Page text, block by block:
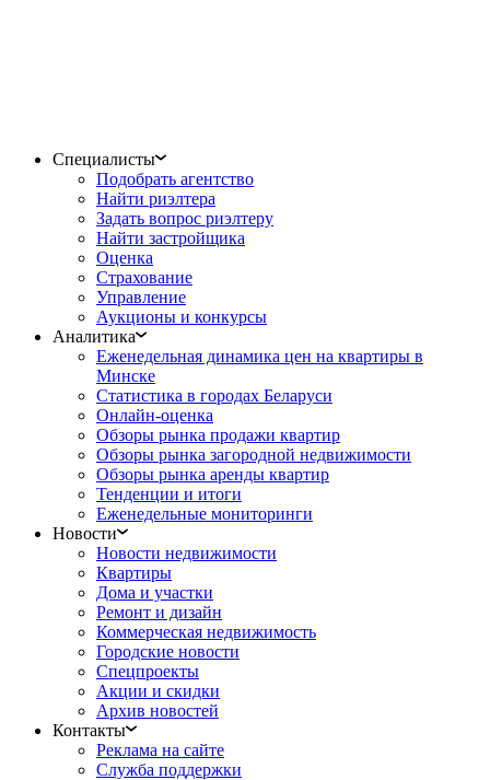
Специалисты
Подобрать агентство
Найти риэлтера
Задать вопрос риэлтеру
Найти застройщика
Оценка
Страхование
Управление
Аукционы и конкурсы
Аналитика
Еженедельная динамика цен на квартиры в
Минске
Статистика в городах Беларуси
Онлайн-оценка
Обзоры рынка продажи квартир
Обзоры рынка загородной недвижимости
Обзоры рынка аренды квартир
Тенденции и итоги
Еженедельные мониторинги
Новости
Новости недвижимости
Квартиры
Дома и участки
Ремонт и дизайн
Коммерческая недвижимость
Городские новости
Спецпроекты
Акции и скидки
Архив новостей
Контакты
Реклама на сайте
Служба поддержки